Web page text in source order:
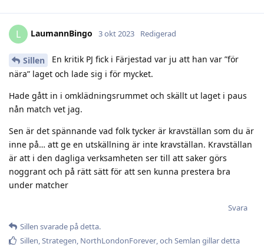
L LaumannBingo 3 okt 2023 Redigerad
Sillen
En kritik PJ fick i Färjestad var ju att han var ”för
nära” laget och lade sig i för mycket.
Hade gått in i omklädningsrummet och skällt ut laget i paus
nån match vet jag.
Sen är det spännande vad folk tycker är kravställan som du är
inne på… att ge en utskällning är inte kravställan. Kravställan
är att i den dagliga verksamheten ser till att saker görs
noggrant och på rätt sätt för att sen kunna prestera bra
under matcher
Svara
Sillen svarade på detta.
Sillen,Strategen, NorthLondonForever, och Semlan gillar detta